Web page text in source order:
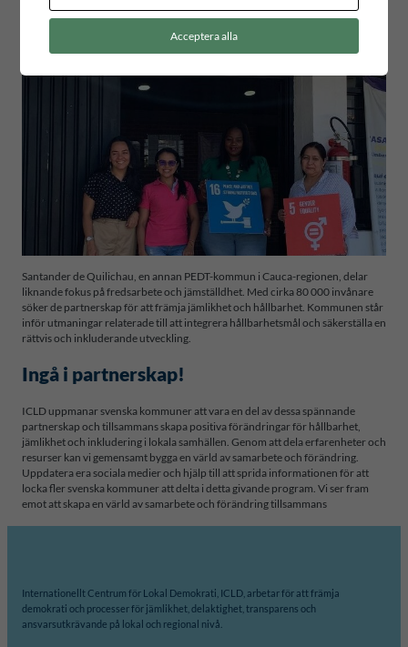
Santander de Quilichau, en annan PEDT-kommun i Cauca-regionen, delar
liknande fokus på fredsarbete och jämställdhet. Med cirka 80 000 invånare
söker de partnerskap för att främja jämlikhet och hållbarhet. Kommunen står
inför utmaningar relaterade till att integrera hållbarhetsmål och säkerställa en
rättvis och inkluderande utveckling.
Ingå i partnerskap!
ICLD uppmanar svenska kommuner att vara en del av dessa spännande
partnerskap och tillsammans skapa positiva förändringar för hållbarhet,
jämlikhet och inkludering i lokala samhällen. Genom att dela erfarenheter och
resurser kan vi gemensamt bygga en värld av samarbete och förändring.
Uppdatera era sociala medier och hjälp till att sprida informationen för att
locka fler svenska kommuner att delta i detta givande program. Vi ser fram
emot att skapa en värld av samarbete och förändring tillsammans
Internationellt Centrum för Lokal Demokrati, ICLD, arbetar för att främja
demokrati och processer för jämlikhet, delaktighet, transparens och
ansvarsutkrävande på lokal och regional nivå.
Acceptera alla